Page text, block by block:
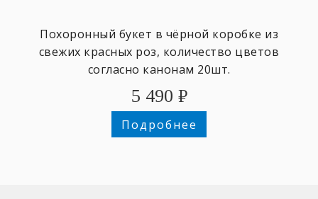
Похоронный букет в чёрной коробке из
свежих красных роз, количество цветов
согласно канонам 20шт.
5 490 ₽
Подробнее